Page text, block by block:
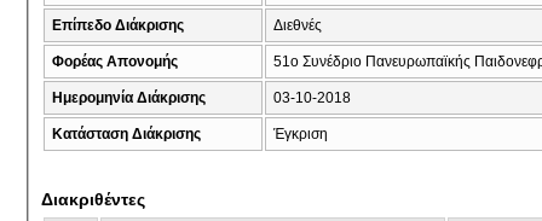
Επίπεδο Διάκρισης Διεθνές
Φορέας Απονομής 51ο Συνέδριο Πανευρωπαϊκής
Ημερομηνία Διάκρισης 03-10-2018
Κατάσταση Διάκρισης Έγκριση
Διακριθέντες